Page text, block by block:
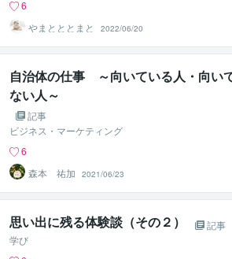
6
やまとととまと
2022/06/20
自治体の仕事 ～向いている人・向い
ない人～
記事
ビジネス・マーケティング
6
森本 祐加
2021/06/23
思い出に残る体験談（その２）
記事
学び